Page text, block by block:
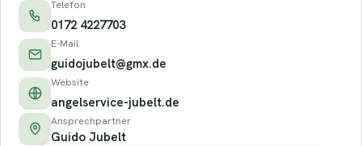
Telefon
0172 4227703
E-Mail
guidojubelt@gmx.de
Website
angelservice-jubelt.de
Ansprechpartner
Guido Jubelt